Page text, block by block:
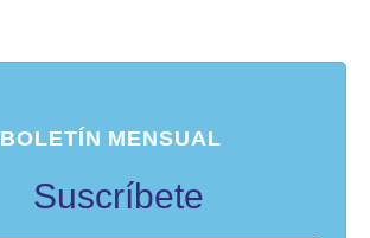
BOLETÍN MENSUAL
Suscríbete